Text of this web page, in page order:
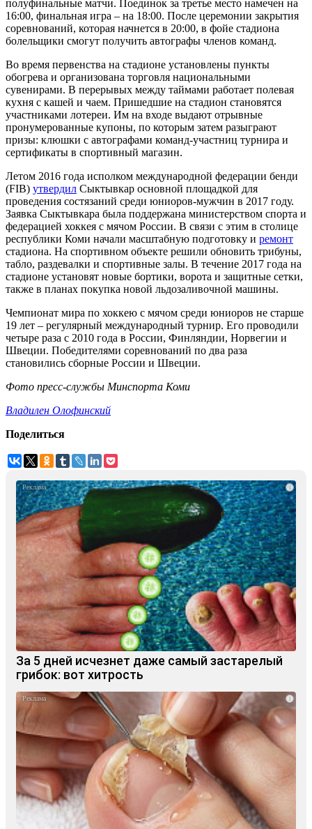
полуфинальные матчи. Поединок за третье место намечен на
16:00, финальная игра – на 18:00. После церемонии закрытия
соревнований, которая начнется в 20:00, в фойе стадиона
болельщики смогут получить автографы членов команд.
Во время первенства на стадионе установлены пункты
обогрева и организована торговля национальными
сувенирами. В перерывых между таймами работает полевая
кухня с кашей и чаем. Пришедшие на стадион становятся
участниками лотереи. Им на входе выдают отрывные
пронумерованные купоны, по которым затем разыграют
призы: клюшки с автографами команд-участниц турнира и
сертификаты в спортивный магазин.
Летом 2016 года исполком международной федерации бенди
(FIB) утвердил Сыктывкар основной площадкой для
проведения состязаний среди юниоров-мужчин в 2017 году.
Заявка Сыктывкара была поддержана министерством спорта и
федерацией хоккея с мячом России. В связи с этим в столице
республики Коми начали масштабную подготовку и ремонт
стадиона. На спортивном объекте решили обновить трибуны,
табло, раздевалки и спортивные залы. В течение 2017 года на
стадионе установят новые бортики, ворота и защитные сетки,
также в планах покупка новой льдозаливочной машины.
Чемпионат мира по хоккею с мячом среди юниоров не старше
19 лет – регулярный международный турнир. Его проводили
четыре раза с 2010 года в России, Финляндии, Норвегии и
Швеции. Победителями соревнований по два раза
становились сборные России и Швеции.
Фото пресс-службы Минспорта Коми
Владилен Олофинский
Поделиться
i
За 5 дней исчезнет даже самый застарелый
грибок: вот хитрость
i